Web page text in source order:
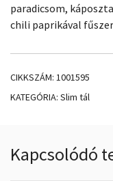
paradicsom,
chili paprikával
CIKKSZÁM: 1001595
KATEGÓRIA: Slim tál
Kapcsolódó